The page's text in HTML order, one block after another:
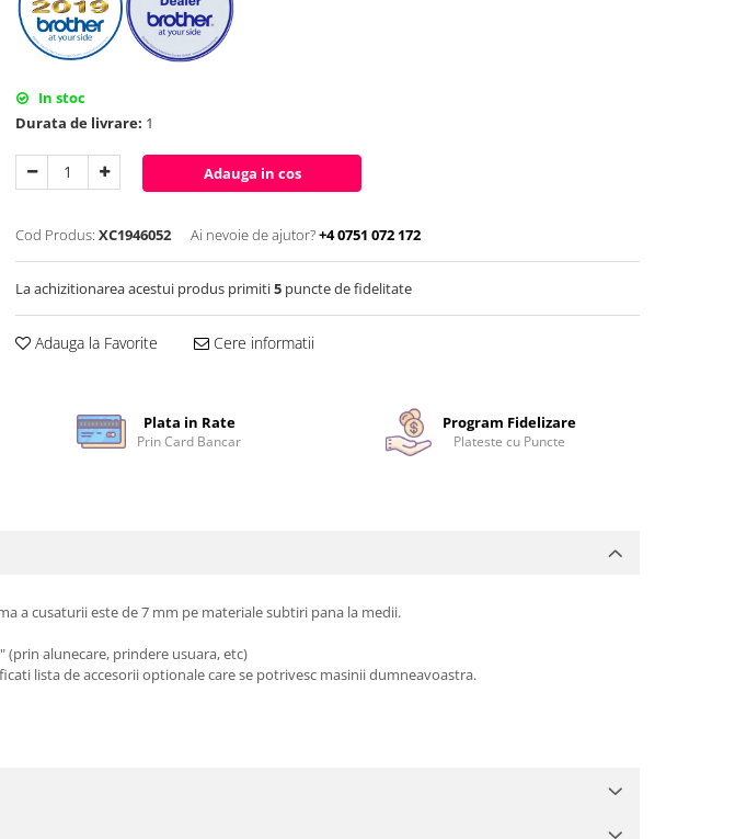
In stoc
Durata de livrare: 1
Adauga in cos
Cod Produs: XC1946052 Ai nevoie de ajutor?+4 0751 072 172
La achizitionarea acestui produs primiti5 puncte de fidelitate
Adauga la Favorite Cere informatii
Plata in Rate
Prin Card Bancar
Program Fidelizare
Plateste cu Puncte
a cusaturii este de 7 mm pe materiale subtiri pana la medii.
alunecare, prindere usuara, etc)
lista de accesorii optionale care se potrivesc masinii dumneavoastra.